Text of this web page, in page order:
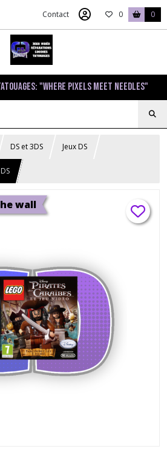
Contact 0 0
"Where pixels meet needles"
DS et 3DS Jeux DS
wall